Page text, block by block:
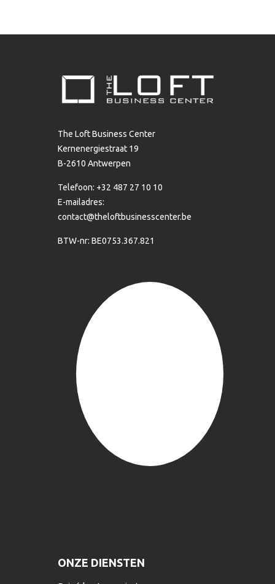
The Loft Business Center
Kernenergiestraat 19
B-2610 Antwerpen
Telefoon: +32 487 27 10 10
E-mailadres:
contact@theloftbusinesscenter.be
BTW-nr: BE0753.367.821
ONZE DIENSTEN